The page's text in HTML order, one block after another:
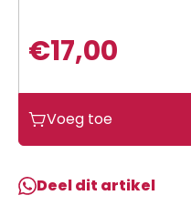
€17,00
Voeg toe
Deel dit artikel